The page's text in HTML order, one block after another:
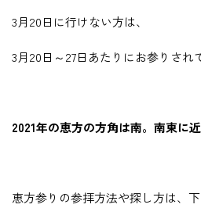
3月20日に行けない方は、
3月20日～27日あたりにお参りされ
2021年の恵方の方角は南。南東に
恵方参りの参拝方法や探し方は、